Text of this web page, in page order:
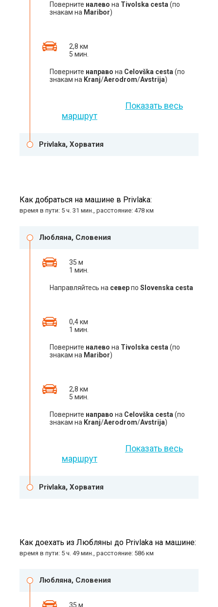
Поверните налево на Tivolska cesta (по
знакам на Maribor)
2,8 км
5 мин.
Поверните направо на Celovška cesta (по
знакам на Kranj/Aerodrom/Avstrija)
Показать весь
маршрут
Privlaka, Хорватия
Как добраться на машине в Privlaka:
время в пути: 5 ч. 31 мин., расстояние: 478 км
Любляна, Словения
35 м
1 мин.
Направляйтесь на северпо Slovenska cesta
0,4 км
1 мин.
Поверните налево на Tivolska cesta (по
знакам на Maribor)
2,8 км
5 мин.
Поверните направо на Celovška cesta (по
знакам на Kranj/Aerodrom/Avstrija)
Показать весь
маршрут
Privlaka, Хорватия
Как доехать из Любляны до Privlaka на машине:
время в пути: 5 ч. 49 мин., расстояние: 586 км
Любляна, Словения
35 м